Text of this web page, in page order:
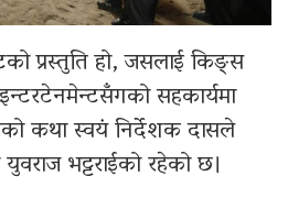
प्रस्तुति हो, जसलाई किङ्स
सहकार्यमा
कथा स्वयं निर्देशक दासले
भट्टराईको रहेको छ।